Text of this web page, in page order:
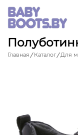
Главная Каталог Для